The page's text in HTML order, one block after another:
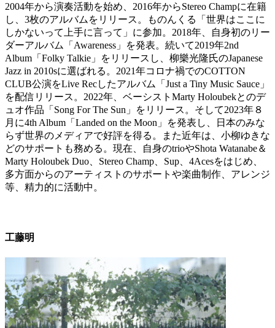
2004年から演奏活動を始め、2016年からStereo Champに在籍
し、3枚のアルバムをリリース。ものんくる「世界はここに
しかないって上手に言って」に参加。2018年、自身初のリー
ダーアルバム「Awareness」を発表。続いて2019年2nd
Album「Folky Talkie」をリリースし、柳樂光隆氏のJapanese
Jazz in 2010sに選ばれる。2021年コロナ禍でのCOTTON
CLUB公演をLive Recしたアルバム「Just a Tiny Music Sauce」
を配信リリース。2022年、ベーシストMarty Holoubekとのデ
ュオ作品「Song For The Sun」をリリース。そして2023年８
月に4th Album「Landed on the Moon」を発表し、日本のみな
らず世界のメディアで好評を得る。また近年は、小柳ゆきな
どのサポートも務める。現在、自身のtrioやShota Watanabe＆
Marty Holoubek Duo、Stereo Champ、Sup、4Acesをはじめ、
多方面からのアーティストのサポートや楽曲制作、アレンジ
等、精力的に活動中。
工藤明